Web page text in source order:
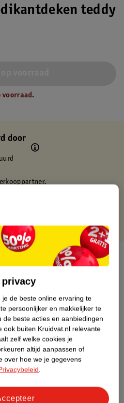
teddy
voorraad.
door
heeft (nog) geen Nature
Score.
informatie
privacy
de beste online ervaring te
persoonlijker en makkelijker te
de beste acties en aanbiedingen
ook buiten Kruidvat.nl relevante
zelf welke cookies je
altijd aanpassen of
over hoe we je gegevens
.